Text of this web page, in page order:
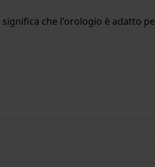
che l'orologio è adatto